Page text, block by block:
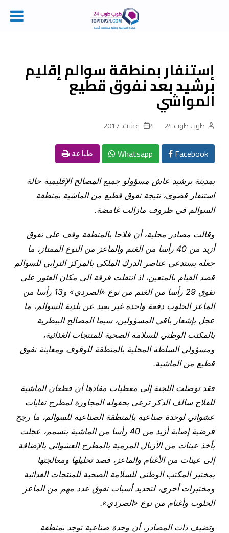
contentإستنفار بمنطقة سوالم إقليم
برشيد بعد نفوق قطيع
المواشي
طوب طوب 24 4 غشت، 2017
Facebook
Whatsapp طباعة
بمدينة برشيد عاش مسؤولو جميع المصالح الإقليمية حالة
استنفار قصوى، نتيجة نفوق قطيع من الماشية بمنطقة
السوالم في ظروف مازالت غامضة.
وقالت مصادر محلية، أن فلاحا بالمنطقة وقف على نفوق
أزيد من 40 رأسا من الغنم والماعز من النوع الممتاز، ما
جعله يستدعي عناصر الدرك الملكي بالمركز الترابي للسوالم
قصد القيام بالمتعين، اذ انتقلت فرقة الى مكان العثور على
نفوق 29 رأسا من الغنم من نوع «الصردي» و13 رأسا من
الماعز الحلوب دفعة واحدة غير بعيد عن بلدية السوالم، ما
عجل بإشعار باقي المسؤولين، سيما المصالح البيطرية
بالمكتب الوطني للسلامة الصحية للمنتجات الغذائية،
ومسؤولي السلطة المحلية بالمنطقة للوقوف ومعاينة نفوق
قطيع من الماشية.
فقد توصلت اللجنة إلى معطيات مفادها أن قطعان الماشية
للفلاح سالف الذكر ترعى بحقوله المجاورة لمطرح نفايات
عشوائي لوحدة صناعية بالمنطقة الصناعية للسوالم، ما رجح
فرضية إصابة أزيد من 40 رأسا من الماشية بتسمم، عجلت
بأخذ عينات من الأزبال المرمية بالمطرح العشوائي بالإضافة
إلى عينات من الأغنام والماعز، قصد تحليلها ومعالجتها
بمختبر المكتب الوطني للسلامة الصحية للمنتجات الغذائية
ومختبرات أخرى، لتحديد أسباب نفوق عدد مهم من الماعز
الحلوب وأغنام من نوع «الصردي».
وتضيف ذات المصادر، أن وحدة صناعية توجد بمنطقة